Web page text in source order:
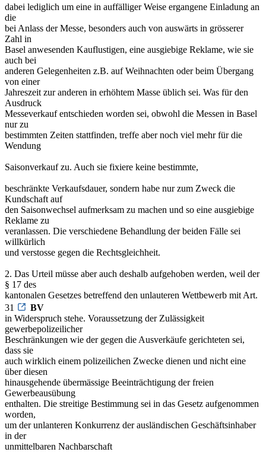
dabei lediglich um eine in auffälliger Weise ergangene Einladung an
die
bei Anlass der Messe, besonders auch von auswärts in grösserer
Zahl in
Basel anwesenden Kauflustigen, eine ausgiebige Reklame, wie sie
auch bei
anderen Gelegenheiten z.B. auf Weihnachten oder beim Übergang
von einer
Jahreszeit zur anderen in erhöhtem Masse üblich sei. Was für den
Ausdruck
Messeverkauf entschieden worden sei, obwohl die Messen in Basel
nur zu
bestimmten Zeiten stattfinden, treffe aber noch viel mehr für die
Wendung
Saisonverkauf zu. Auch sie fixiere keine bestimmte,
beschränkte Verkaufsdauer, sondern habe nur zum Zweck die
Kundschaft auf
den Saisonwechsel aufmerksam zu machen und so eine ausgiebige
Reklame zu
veranlassen. Die verschiedene Behandlung der beiden Fälle sei
willkürlich
und verstosse gegen die Rechtsgleichheit.
2. Das Urteil müsse aber auch deshalb aufgehoben werden, weil der
§ 17 des
kantonalen Gesetzes betreffend den unlauteren Wettbewerb mit Art.
31
BV
in Widerspruch stehe. Voraussetzung der Zulässigkeit
gewerbepolizeilicher
Beschränkungen wie der gegen die Ausverkäufe gerichteten sei,
dass sie
auch wirklich einem polizeilichen Zwecke dienen und nicht eine
über diesen
hinausgehende übermässige Beeinträchtigung der freien
Gewerbeausübung
enthalten. Die streitige Bestimmung sei in das Gesetz aufgenommen
worden,
um der unlanteren Konkurrenz der ausländischen Geschäftsinhaber
in der
unmittelbaren Nachbarschaft